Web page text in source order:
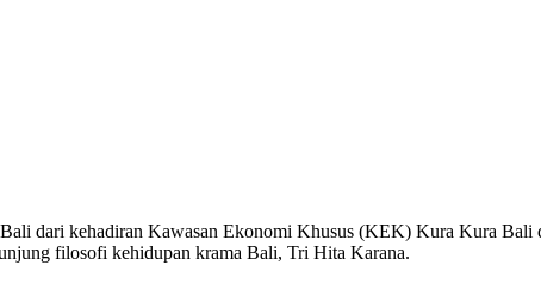
dari kehadiran Kawasan Ekonomi Khusus (KEK) Kura Kura
filosofi kehidupan krama Bali, Tri Hita Karana.